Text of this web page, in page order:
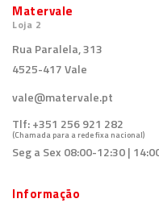
Matervale
Loja 2
Rua Paralela, 313
4525-417 Vale
vale@matervale.pt
Tlf:+351 256 921 282
(Chamada para a rede fixa nacional)
Seg a Sex 08:00-12:30 |
Informação